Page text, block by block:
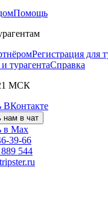
Помощь
Регистрация для
турагентаСправка
МСК
ВКонтакте
нам в чат
в Max
39-66
544